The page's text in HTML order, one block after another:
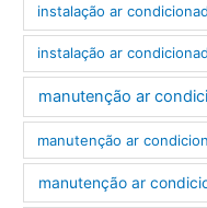
instalação ar
instalação ar
manutenção ar
manutenção ar
manutenção ar